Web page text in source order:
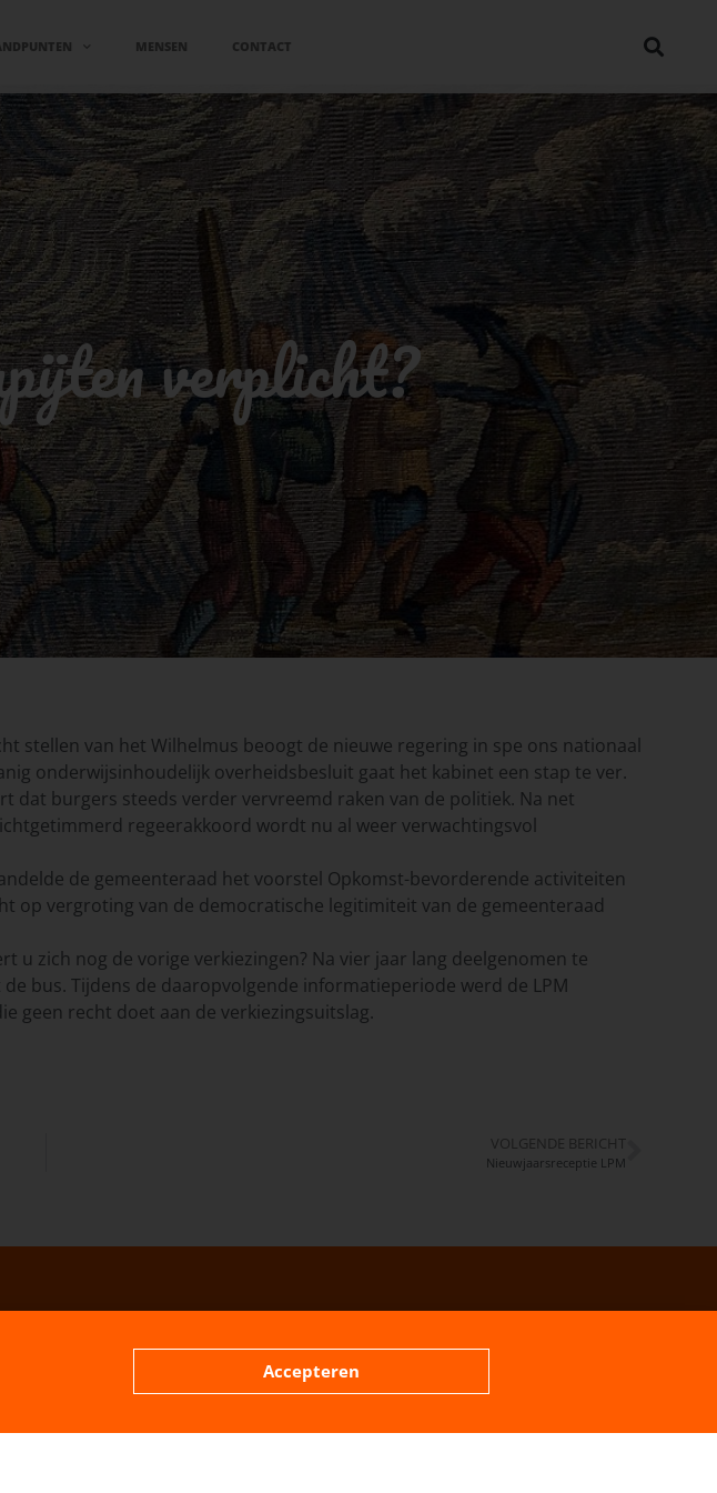
MENSEN CONTACT
verplicht?
stellen van het Wilhelmus beoogt de nieuwe regering in spe ons nationaal
onderwijsinhoudelijk overheidsbesluit gaat het kabinet een stap te ver.
dat burgers steeds verder vervreemd raken van de politiek. Na net
regeerakkoord wordt nu al weer verwachtingsvol
de gemeenteraad het voorstel Opkomst-bevorderende activiteiten
op vergroting van de democratische legitimiteit van de gemeenteraad
u zich nog de vorige verkiezingen? Na vier jaar lang deelgenomen te
bus. Tijdens de daaropvolgende informatieperiode werd de LPM
geen recht doet aan de verkiezingsuitslag.
VOLGENDE BERICHT
Nieuwjaarsreceptie LPM
Accepteren